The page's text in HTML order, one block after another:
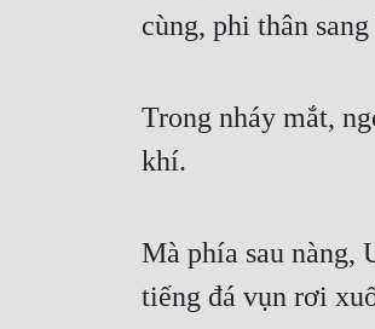
cùng, phi thân
Trong nháy mắt,
khí.
Mà phía sau nàng,
tiếng đá vụn rơi